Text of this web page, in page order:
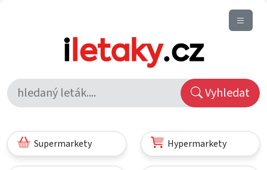
Vyhledat
Supermarkety Hypermarkety